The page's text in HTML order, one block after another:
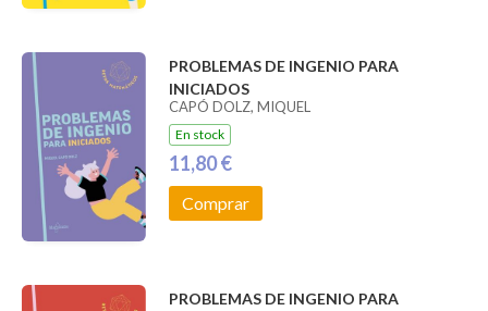
PROBLEMAS DE INGENIO PARA
INICIADOS
CAPÓ DOLZ, MIQUEL
En stock
11,80 €
Comprar
PROBLEMAS DE INGENIO PARA